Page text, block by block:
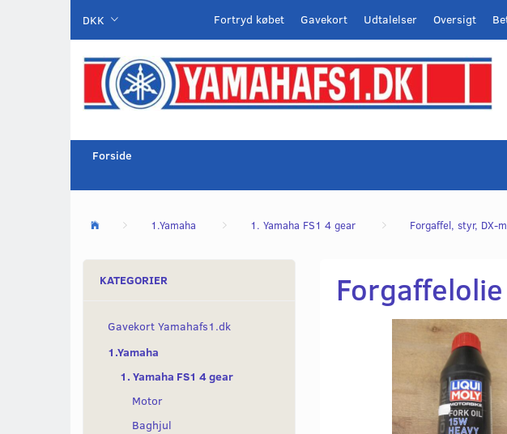
DKK Oversigt
Udtalelser
Gavekort
Fortryd købet
Forside
1.Yamaha 1. Yamaha FS1 4 gear Forgaffel, styr, DX-
KATEGORIER
Gavekort Yamahafs1.dk
1.Yamaha
1. Yamaha FS1 4 gear
Motor
Baghjul